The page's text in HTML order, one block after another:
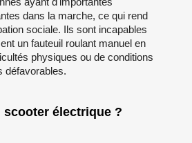
dans la marche, ce qui rend
sociale. Ils sont incapables
un fauteuil roulant manuel en
physiques ou de conditions
défavorables.
scooter électrique ?